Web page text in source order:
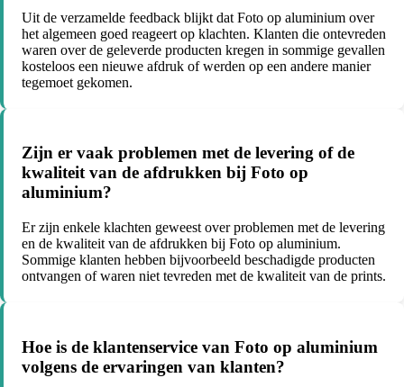
Uit de verzamelde feedback blijkt dat Foto op aluminium over
het algemeen goed reageert op klachten. Klanten die ontevreden
waren over de geleverde producten kregen in sommige gevallen
kosteloos een nieuwe afdruk of werden op een andere manier
tegemoet gekomen.
Zijn er vaak problemen met de levering of de
kwaliteit van de afdrukken bij Foto op
aluminium?
Er zijn enkele klachten geweest over problemen met de levering
en de kwaliteit van de afdrukken bij Foto op aluminium.
Sommige klanten hebben bijvoorbeeld beschadigde producten
ontvangen of waren niet tevreden met de kwaliteit van de prints.
Hoe is de klantenservice van Foto op aluminium
volgens de ervaringen van klanten?